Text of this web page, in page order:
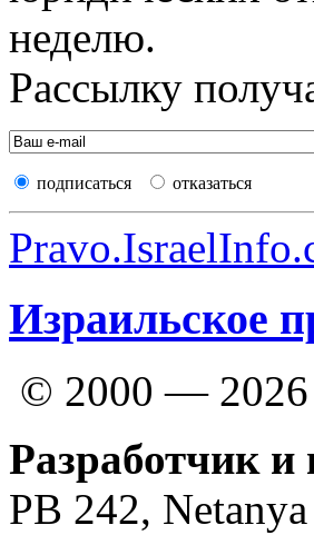
неделю.
Рассылку
подписаться отказаться
Израильское
© 2000 — 2026
Разработчик
PB 242,